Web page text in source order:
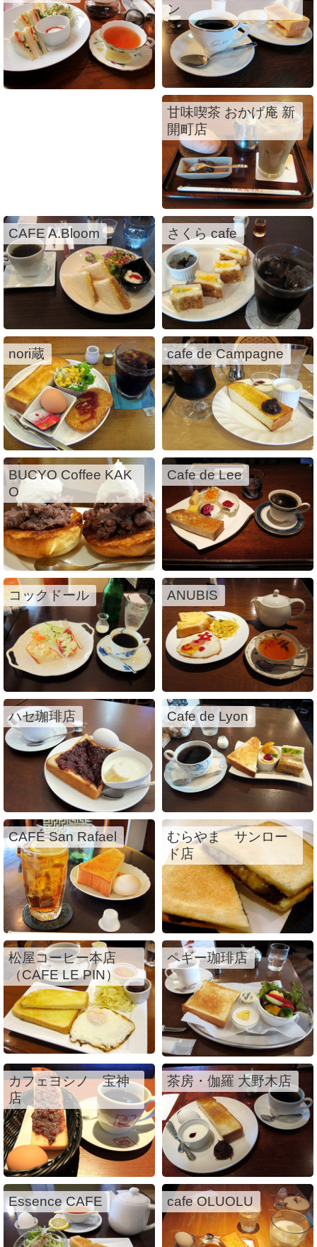
ン
甘味喫茶 おかげ庵 新
開町店
CAFE A.Bloom さくら cafe
nori蔵 cafe de Campagne
BUCYO Coffee KAK
O
Cafe de Lee
コックドール ANUBIS
ハセ珈琲店 Cafe de Lyon
CAFÉ San Rafael
むらやま サンロー
ド店
松屋コーヒー本店
（CAFE LE PIN）
ペギー珈琲店
カフェヨシノ 宝神
店
茶房・伽羅 大野木店
Essence CAFE cafe OLUOLU